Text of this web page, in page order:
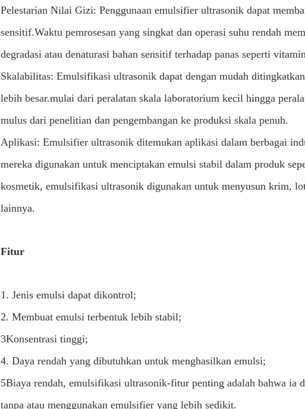
Pelestarian Nilai Gizi: Penggunaan emulsifier ultrasonik dapat
sensitif.Waktu pemrosesan yang singkat dan operasi suhu rendah
degradasi atau denaturasi bahan sensitif terhadap panas seperti
Skalabilitas: Emulsifikasi ultrasonik dapat dengan mudah
lebih besar.mulai dari peralatan skala laboratorium kecil hingga
mulus dari penelitian dan pengembangan ke produksi skala penuh.
Aplikasi: Emulsifier ultrasonik ditemukan aplikasi dalam berbagai
mereka digunakan untuk menciptakan emulsi stabil dalam produk
kosmetik, emulsifikasi ultrasonik digunakan untuk menyusun krim,
lainnya.
Fitur
1. Jenis emulsi dapat dikontrol;
2. Membuat emulsi terbentuk lebih stabil;
3Konsentrasi tinggi;
4. Daya rendah yang dibutuhkan untuk menghasilkan emulsi;
5Biaya rendah, emulsifikasi ultrasonik-fitur penting adalah bahwa ia
tanpa atau menggunakan emulsifier yang lebih sedikit.